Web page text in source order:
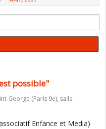
possible"
George (Paris 9e), salle
Enfance et Media)